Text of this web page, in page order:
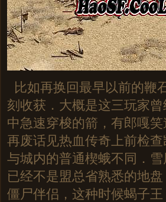
比如再换回最早以前的鞭
刻收获．大概是这三玩家
中急速穿梭的箭，有郎嘎
再废话见热血传奇上前检
与城内的普通楔蛾不同．
已经不是盟总省熟悉的地
僵尸伴侣，这种时候蝎子王